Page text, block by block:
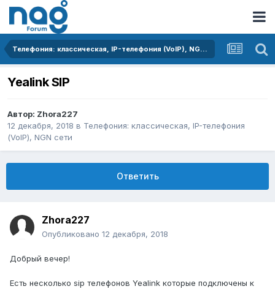
Телефония: классическая, IP-телефония (VoIP), NGN сети
Yealink SIP
Автор: Zhora227
12 декабря, 2018 в Телефония: классическая, IP-телефония
(VoIP), NGN сети
Ответить
Zhora227
Опубликовано 12 декабря, 2018
Добрый вечер!
Есть несколько sip телефонов Yealink которые подключены к